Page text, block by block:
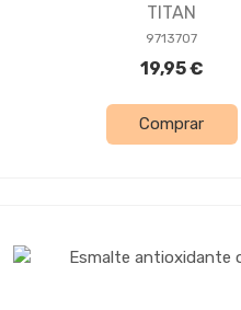
TITAN
9713707
19,95 €
Comprar